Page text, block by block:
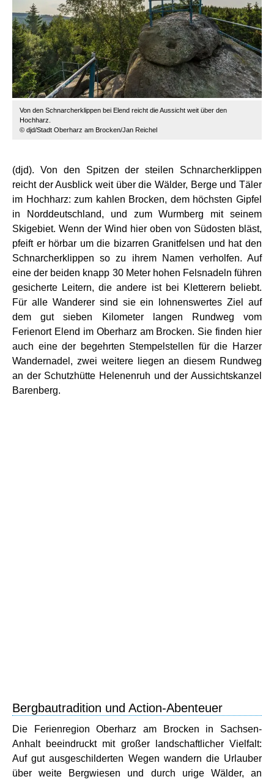
Von den Schnarcherklippen bei Elend reicht die Aussicht weit über den
Hochharz.
© djd/Stadt Oberharz am Brocken/Jan Reichel
(djd). Von den Spitzen der steilen Schnarcherklippen
reicht der Ausblick weit über die Wälder, Berge und Täler
im Hochharz: zum kahlen Brocken, dem höchsten Gipfel
in Norddeutschland, und zum Wurmberg mit seinem
Skigebiet. Wenn der Wind hier oben von Südosten bläst,
pfeift er hörbar um die bizarren Granitfelsen und hat den
Schnarcherklippen so zu ihrem Namen verholfen. Auf
eine der beiden knapp 30 Meter hohen Felsnadeln führen
gesicherte Leitern, die andere ist bei Kletterern beliebt.
Für alle Wanderer sind sie ein lohnenswertes Ziel auf
dem gut sieben Kilometer langen Rundweg vom
Ferienort Elend im Oberharz am Brocken. Sie finden hier
auch eine der begehrten Stempelstellen für die Harzer
Wandernadel, zwei weitere liegen an diesem Rundweg
an der Schutzhütte Helenenruh und der Aussichtskanzel
Barenberg.
Bergbautradition und Action-Abenteuer
Die Ferienregion Oberharz am Brocken in Sachsen-
Anhalt beeindruckt mit großer landschaftlicher Vielfalt:
Auf gut ausgeschilderten Wegen wandern die Urlauber
über weite Bergwiesen und durch urige Wälder, an